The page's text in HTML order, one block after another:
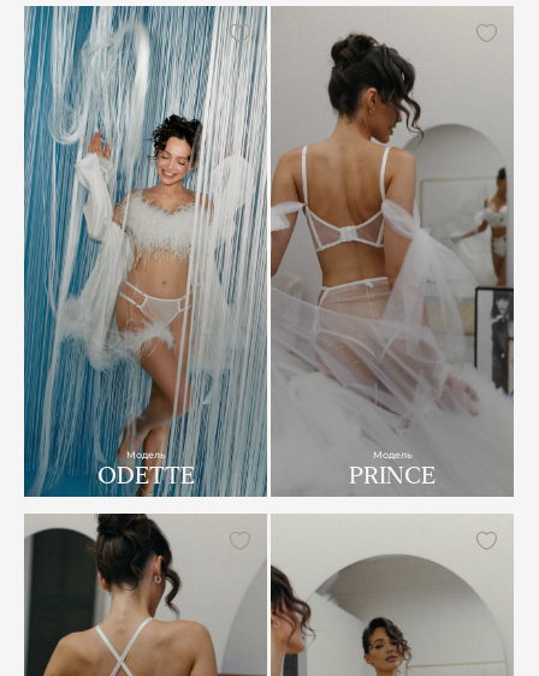
Модель
ODETTE
Модель
PRINCE